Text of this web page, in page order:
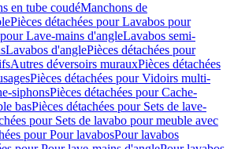
en tube coudéManchons de
Pièces détachées pour Lavabos pour
Lave-mains d'angleLavabos semi-
Lavabos d'anglePièces détachées pour
Autres déversoirs murauxPièces détachées
Pièces détachées pour Vidoirs multi-
siphonsPièces détachées pour Cache-
basPièces détachées pour Sets de lave-
pour Sets de lavabo pour meuble avec
pour Pour lavabosPour lavabos